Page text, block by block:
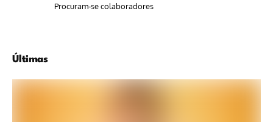
Procuram-se colaboradores
Últimas